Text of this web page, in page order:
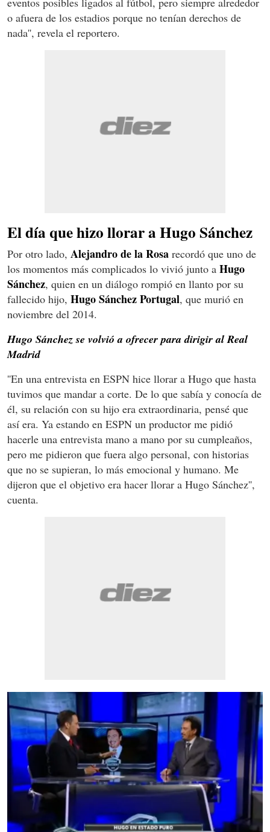
o afuera de los estadios porque no tenían derechos de
nada'', revela el reportero.
El día que hizo llorar a Hugo Sánchez
Por otro lado, Alejandro de la Rosa recordó que uno de
los momentos más complicados lo vivió junto a Hugo
Sánchez, quien en un diálogo rompió en llanto por su
fallecido hijo, Hugo Sánchez Portugal, que murió en
noviembre del 2014.
Hugo Sánchez se volvió a ofrecer para dirigir al Real
Madrid
''En una entrevista en ESPN hice llorar a Hugo que hasta
tuvimos que mandar a corte. De lo que sabía y conocía de
él, su relación con su hijo era extraordinaria, pensé que
así era. Ya estando en ESPN un productor me pidió
hacerle una entrevista mano a mano por su cumpleaños,
pero me pidieron que fuera algo personal, con historias
que no se supieran, lo más emocional y humano. Me
dijeron que el objetivo era hacer llorar a Hugo Sánchez'',
cuenta.